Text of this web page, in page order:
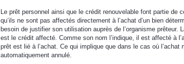
Le prêt personnel ainsi que le crédit renouvelable font partie de
qu’ils ne sont pas affectés directement à l’achat d’un bien
besoin de justifier son utilisation auprès de l’organisme prêteur.
est le crédit affecté. Comme son nom l’indique, il est affecté à
prêt est lié à l’achat. Ce qui implique que dans le cas où l’achat
automatiquement annulé.